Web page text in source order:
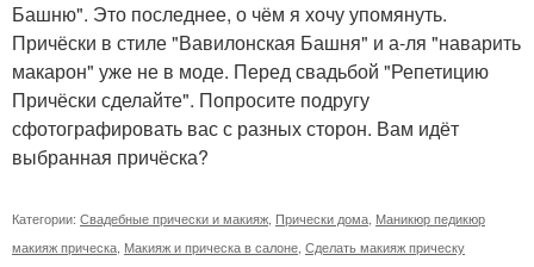
Башню". Это последнее, о чём я хочу упомянуть.
Причёски в стиле "Вавилонская Башня" и а-ля "наварить
макарон" уже не в моде. Перед свадьбой "Репетицию
Причёски сделайте". Попросите подругу
сфотографировать вас с разных сторон. Вам идёт
выбранная причёска?
Категории: Свадебные прически и макияж Прически дома Маникюр педикюр
макияж прическа Макияж и прическа в салоне Сделать макияж прическу